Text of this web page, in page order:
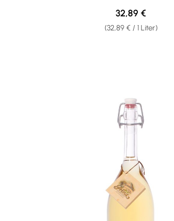
(32,89 € / 1 Liter)
Regulärer Preis:
32,89 €